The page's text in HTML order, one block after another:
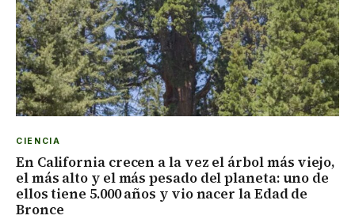
CIENCIA
En California crecen a la vez el árbol más viejo,
el más alto y el más pesado del planeta: uno de
ellos tiene 5.000 años y vio nacer la Edad de
Bronce